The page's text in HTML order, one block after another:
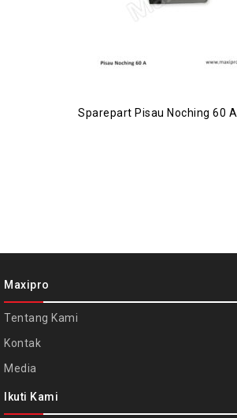
Sparepart Pisau Noching 60 A
Maxipro
Tentang Kami
Kontak
Media
Ikuti Kami